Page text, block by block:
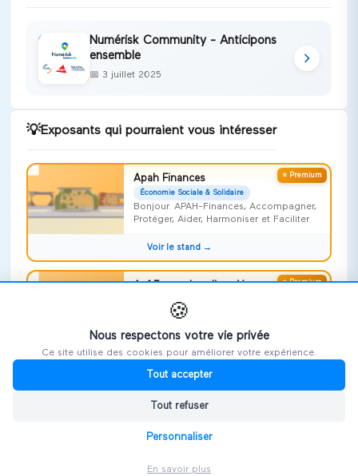
Numérisk Community - Anticipons
ensemble
📅 3 juillet 2025
💡Exposants qui pourraient vous intéresser
⭐ Premium
Apah Finances
Économie Sociale & Solidaire
Bonjour. APAH-Finances, Accompagner,
Protéger, Aider, Harmoniser et Faciliter
Voir le stand →
⭐ Premium
Apf France handicap Vosges
Risquer l'impossible !
Voir le stand →
Repideodat
On ne naît pas aidant, on le devient,
🍪
Nous respectons votre vie privée
Ce site utilise des cookies pour améliorer votre expérience.
Tout accepter
Tout refuser
Personnaliser
En savoir plus